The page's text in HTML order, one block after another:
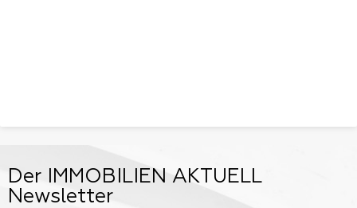
Der IMMOBILIEN AKTUELL
Newsletter